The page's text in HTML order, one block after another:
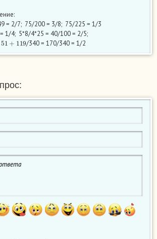
= 2/7; 75/200 = 3/8; 75/225 = 1/3
1/4; 5*8/4*25 = 40/100 = 2/5;
51+ 119 /340 = 170/340 = 1/2